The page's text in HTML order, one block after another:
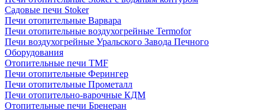
Садовые печи Stoker
Печи отопительные Варвара
Печи отопительные воздухогрейные Termofor
Печи воздухогрейные Уральского Завода Печного
Оборудования
Отопительные печи TMF
Печи отопительные Ферингер
Печи отопительные Прометалл
Печи отопительно-варочные КДМ
Отопительные печи Бренеран